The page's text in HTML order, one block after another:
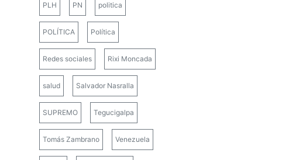
PLH PN politica
POLÍTICA Política
Redes sociales Rixi Moncada
salud Salvador Nasralla
SUPREMO Tegucigalpa
Tomás Zambrano Venezuela